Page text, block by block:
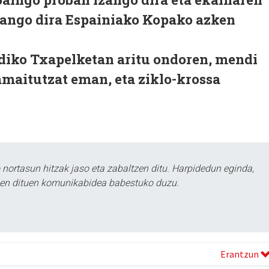
dira Espainiako Kopako azken
Txapelketan aritu ondoren, mendi
eman, eta ziklo-krossa
nortasun hitzak jaso eta zabaltzen ditu. Harpidedun eginda,
dituen komunikabidea babestuko duzu.
Erantzun